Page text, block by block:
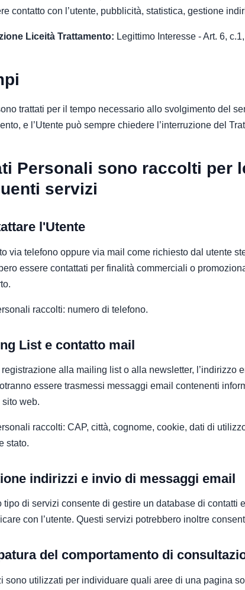
contatto con l’utente, pubblicità, statistica, gestione
Liceità Trattamento: Legittimo Interesse - Art. 6,
trattati per il tempo necessario allo svolgimento del
e l’Utente può sempre chiedere l’interruzione del
Personali sono raccolti per
servizi
l'Utente
via telefono oppure via mail come richiesto dal utente
essere contattati per finalità commerciali o
raccolti: numero di telefono.
List e contatto mail
alla mailing list o alla newsletter, l’indirizzo
essere trasmessi messaggi email contenenti
sito web.
raccolti: CAP, città, cognome, cookie, dati di
stato.
indirizzi e invio di messaggi email
tipo di servizi consente di gestire un database di
con l’utente. Questi servizi potrebbero inoltre
del comportamento di
sono utilizzati per individuare quali aree di una pagina